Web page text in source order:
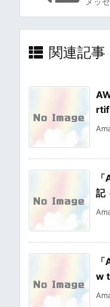
関連記事
記
w